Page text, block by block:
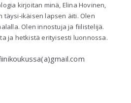
kirjoitan minä, Elina Hovinen,
täysi-ikäisen lapsen äiti. Olen
Olen innostuja ja fiilistelijä.
ja hetkistä erityisesti luonnossa.